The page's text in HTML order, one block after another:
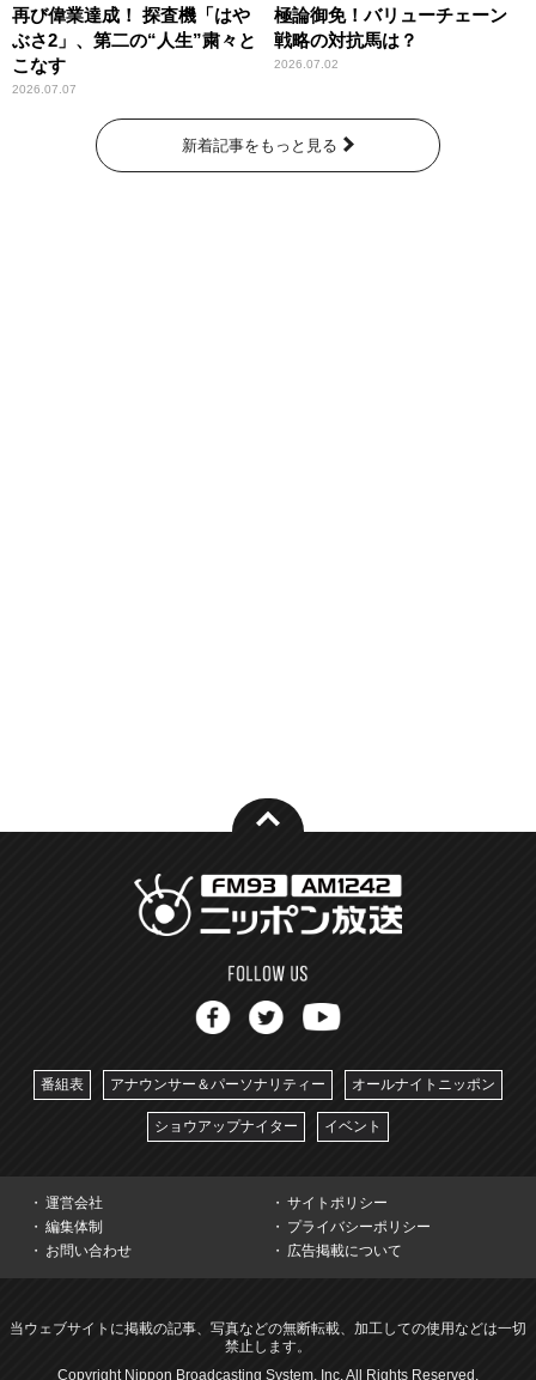
再び偉業達成！ 探査機「はや
ぶさ2」、第二の“人生”粛々と
こなす
2026.07.07
極論御免！バリューチェーン
戦略の対抗馬は？
2026.07.02
新着記事をもっと見る
番組表 アナウンサー＆パーソナリティー オールナイトニッポン
ショウアップナイター イベント
運営会社
サイトポリシー
編集体制
プライバシーポリシー
お問い合わせ
広告掲載について
当ウェブサイトに掲載の記事、写真などの無断転載、加工しての使用などは一切
禁止します。
Copyright Nippon Broadcasting System, Inc. All Rights Reserved.